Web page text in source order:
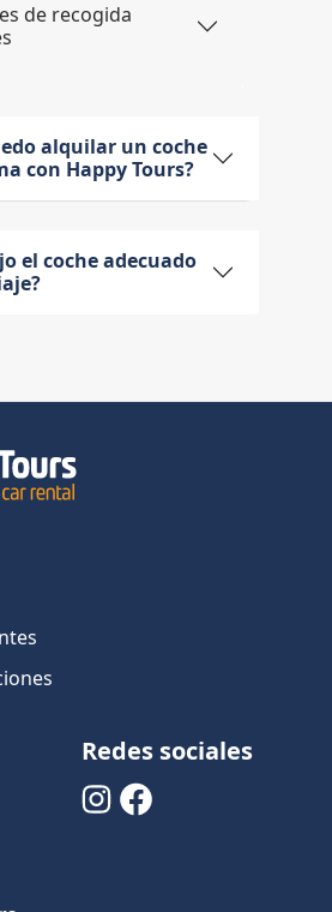
de recogida
alquilar un coche
con Happy Tours?
el coche adecuado
Redes sociales